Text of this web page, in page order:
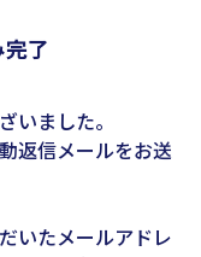
了
いました。
返信メールをお送
いたメールアドレ